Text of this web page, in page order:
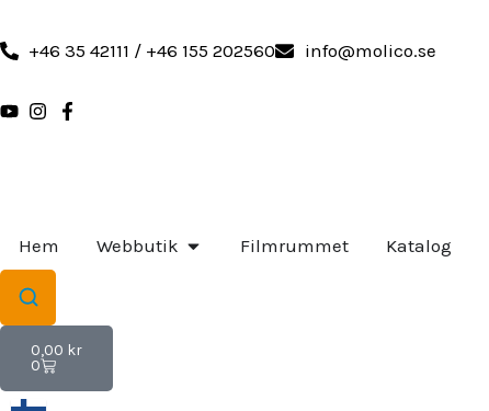
till +46 35 42111 / +46 155 202560 info@molico.se
Hem Webbutik ÖPPNA WEBBUTIK
Filmrummet Katalog
0,00 kr
0
Varukorg